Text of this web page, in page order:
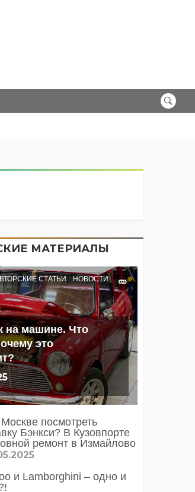
МАТЕРИАЛЫ
СТАТЬИ НОВОСТИ
на машине. Что
это
посмотреть
Бэнкси? В Кузовпорте
ремонт в Измайлово
и Lamborghini – одно и